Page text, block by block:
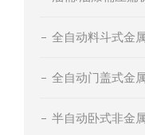
全自动料斗式金
全自动门盖式金
半自动卧式非金